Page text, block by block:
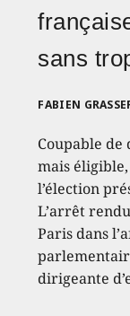
sans
FABIEN
Coupable
mais
l’élection
L’arrêt
Paris dans
dirigeante